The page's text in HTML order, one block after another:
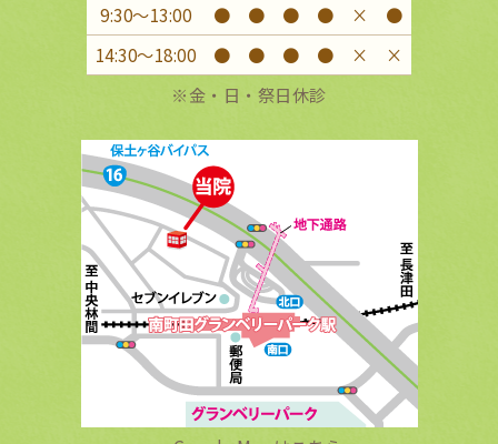
9:30〜13:00
● ● ● ● ×
●
14:30〜18:00
● ● ● ● ×
×
※金・日・祭日休診